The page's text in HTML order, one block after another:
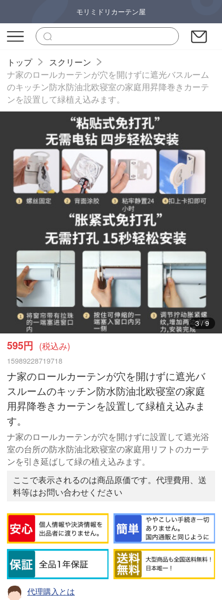
モリミドリカーテン屋
トップ
スクリーン
ナ家のロールカーテンが穴を開けずに遮光バスルーム
のキッチン防水防油北欧寝室の家庭用昇降巻きカーテ
ンを設置して緑植え込みます。
4/9
595円 (税込み)
15989228719718
ナ家のロールカーテンが穴を開けずに遮光バ
スルームのキッチン防水防油北欧寝室の家庭
用昇降巻きカーテンを設置して緑植え込みま
す。
ナ家のロールカーテンが穴を開けずに設置して遮光浴
室の台所の防水防油北欧寝室の家庭用リフトのカーテ
ンを引き延ばして緑の植え込みます。
ここで表示されるのは商品原価です。代理費用、送
料等はお問い合わせください
代理購入とは